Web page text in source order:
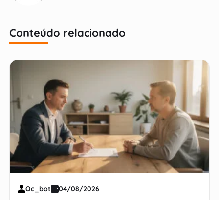
Conteúdo relacionado
Oc_bot 04/08/2026